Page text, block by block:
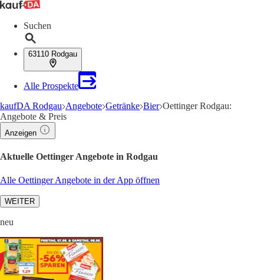
Suchen
63110 Rodgau
Alle Prospekte
kaufDA Rodgau Angebote Getränke Bier Oettinger Rodgau:
Angebote & Preis
Anzeigen
Aktuelle Oettinger Angebote in Rodgau
Alle Oettinger Angebote in der App öffnen
WEITER
neu